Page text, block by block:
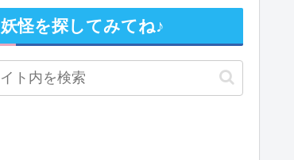
妖怪を探してみてね♪